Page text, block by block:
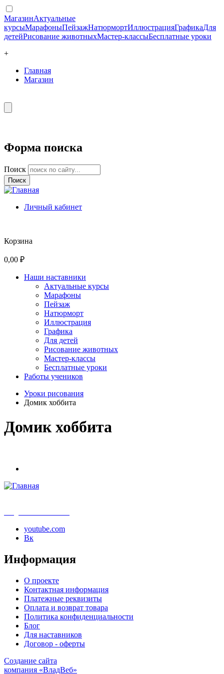
МагазинАктуальные
курсыМарафоныПейзажНатюрмортИллюстрацияГрафикаДля
детейРисование животныхМастер-классыБесплатные уроки
+
Главная
Магазин
Форма поиска
Поиск
Личный кабинет
Корзина
0,00 ₽
Наши наставники
Актуальные курсы
Марафоны
Пейзаж
Натюрморт
Иллюстрация
Графика
Для детей
Рисование животных
Мастер-классы
Бесплатные уроки
Работы учеников
Уроки рисования
Домик хоббита
Домик хоббита
youtube.com
Вк
Информация
О проекте
Контактная информация
Платежные реквизиты
Оплата и возврат товара
Политика конфиденциальности
Блог
Для наставников
Договор - оферты
Создание сайта
компания «ВладВеб»